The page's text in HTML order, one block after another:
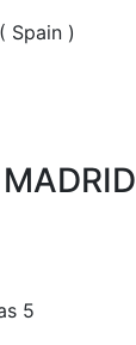
Spain )
5